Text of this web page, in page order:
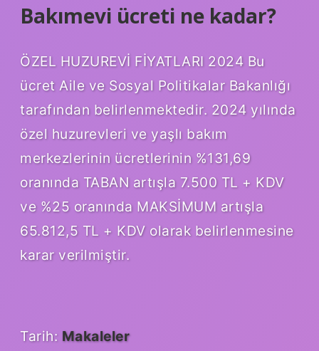
Bakımevi ücreti ne kadar?
ÖZEL HUZUREVİ FİYATLARI 2024 Bu
ücret Aile ve Sosyal Politikalar Bakanlığı
tarafından belirlenmektedir. 2024 yılında
özel huzurevleri ve yaşlı bakım
merkezlerinin ücretlerinin %131,69
oranında TABAN artışla 7.500 TL + KDV
ve %25 oranında MAKSİMUM artışla
65.812,5 TL + KDV olarak belirlenmesine
karar verilmiştir.
Tarih: Makaleler